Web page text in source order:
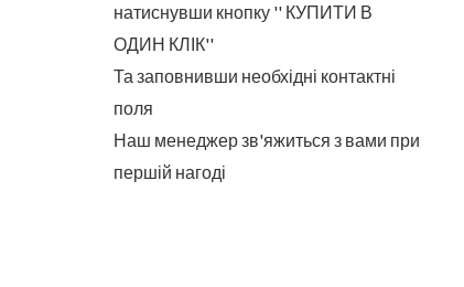
натиснувши кнопку '' КУПИТИ В
ОДИН КЛІК''
Та заповнивши необхідні контактні
поля
Наш менеджер зв'яжиться з вами при
першій нагоді